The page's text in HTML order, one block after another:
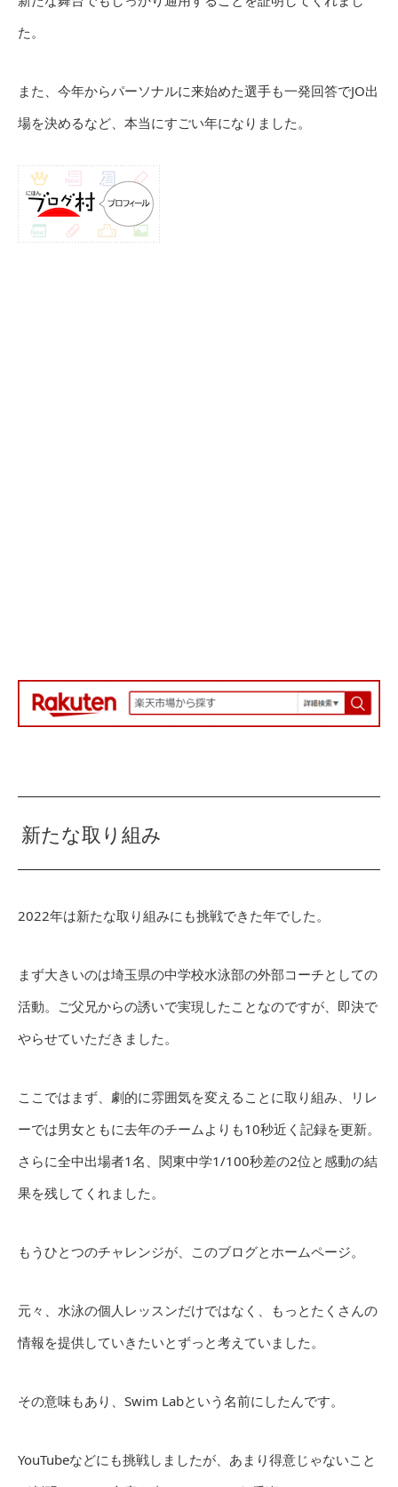
た。
また、今年からパーソナルに来始めた選手も一発回答でJO出
場を決めるなど、本当にすごい年になりました。
新たな取り組み
2022年は新たな取り組みにも挑戦できた年でした。
まず大きいのは埼玉県の中学校水泳部の外部コーチとしての
活動。ご父兄からの誘いで実現したことなのですが、即決で
やらせていただきました。
ここではまず、劇的に雰囲気を変えることに取り組み、リレ
ーでは男女ともに去年のチームよりも10秒近く記録を更新。
さらに全中出場者1名、関東中学1/100秒差の2位と感動の結
果を残してくれました。
もうひとつのチャレンジが、このブログとホームページ。
元々、水泳の個人レッスンだけではなく、もっとたくさんの
情報を提供していきたいとずっと考えていました。
その意味もあり、Swim Labという名前にしたんです。
YouTubeなどにも挑戦しましたが、あまり得意じゃないこと